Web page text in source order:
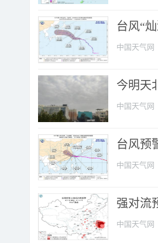
台风“
中国天气网
今明天
中国天气网
台风预
中国天气网
强对流
中国天气网